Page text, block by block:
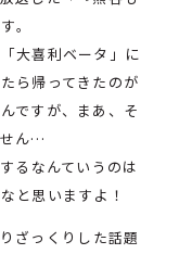
。
大喜利ベータ」に
ら帰ってきたのが
ですが、まあ、そ
ん…
るなんていうのは
と思いますよ！
ざっくりした話題